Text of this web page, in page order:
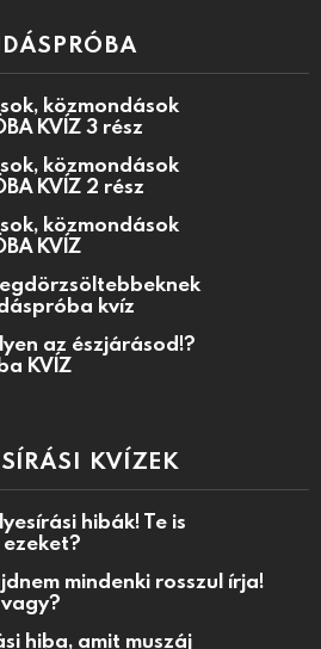
közmondások
KVÍZ 3 rész
közmondások
KVÍZ 2 rész
közmondások
KVÍZ
kvíz
az észjárásod!?
KVÍZ
KVÍZEK
hibák! Te is
mindenki rosszul írja!
hiba, amit muszáj